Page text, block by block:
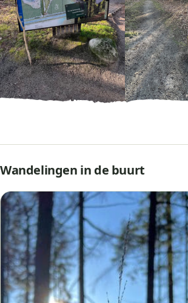
Wandelingen in de buurt